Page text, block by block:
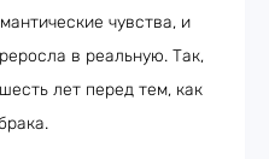
чувства, и
в реальную. Так,
лет перед тем, как